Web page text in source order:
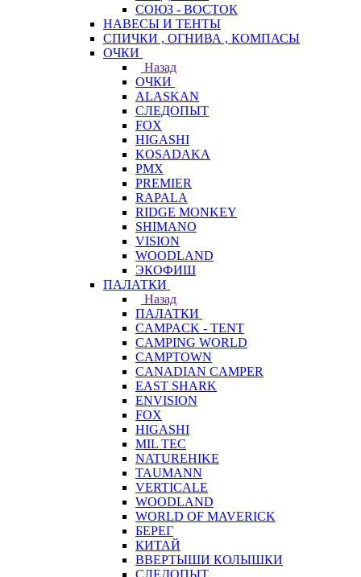
СОЮЗ - ВОСТОК
НАВЕСЫ И ТЕНТЫ
СПИЧКИ , ОГНИВА , КОМПАСЫ
ОЧКИ
Назад
ОЧКИ
ALASKAN
СЛЕДОПЫТ
FOX
HIGASHI
KOSADAKA
PMX
PREMIER
RAPALA
RIDGE MONKEY
SHIMANO
VISION
WOODLAND
ЭКОФИШ
ПАЛАТКИ
Назад
ПАЛАТКИ
CAMPACK - TENT
CAMPING WORLD
CAMPTOWN
CANADIAN CAMPER
EAST SHARK
ENVISION
FOX
HIGASHI
MIL TEC
NATUREHIKE
TAUMANN
VERTICALE
WOODLAND
WORLD OF MAVERICK
БЕРЕГ
КИТАЙ
ВВЕРТЫШИ КОЛЫШКИ
СЛЕДОПЫТ